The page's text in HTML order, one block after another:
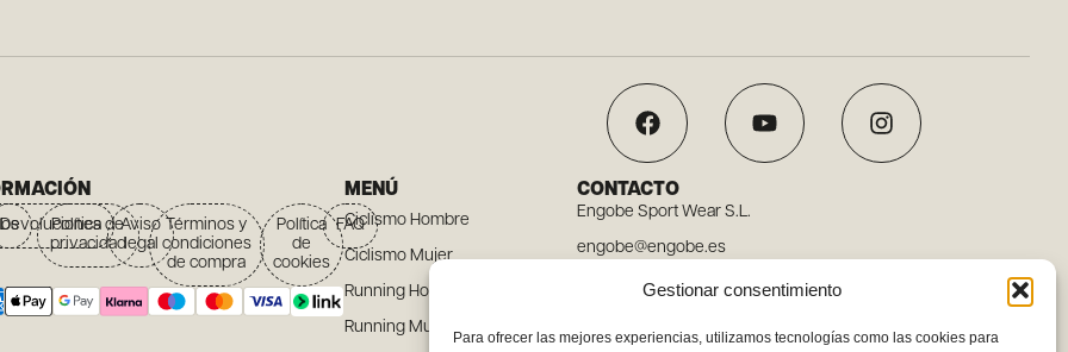
Gestionar consentimiento
Para ofrecer las mejores experiencias, utilizamos tecnologías como las cookies para
Devoluciones
Política de
privacidad
Aviso
legal
Términos y
condiciones
de compra
Política
de
cookies
FAQ
MENÚ
Ciclismo Hombre
Ciclismo Mujer
Running Hombre
Running Mujer
CONTACTO
Engobe Sport Wear S.L.
engobe@engobe.es
Tel. 96 110 78 03